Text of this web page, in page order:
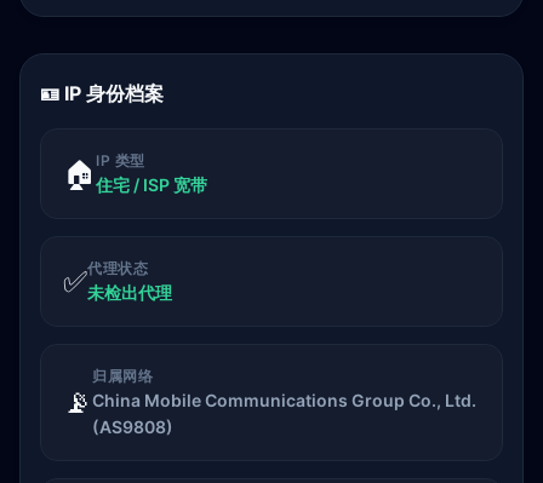
🪪 IP 身份档案
🏠 IP 类型
住宅 / ISP 宽带
✅代理状态
未检出代理
📡
归属网络
China Mobile Communications Group Co., Ltd.
(AS9808)